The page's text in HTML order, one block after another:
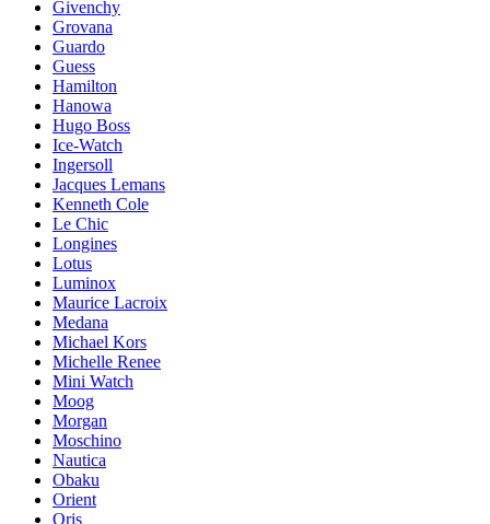
Givenchy
Grovana
Guardo
Guess
Hamilton
Hanowa
Hugo Boss
Ice-Watch
Ingersoll
Jacques Lemans
Kenneth Cole
Le Chic
Longines
Lotus
Luminox
Maurice Lacroix
Medana
Michael Kors
Michelle Renee
Mini Watch
Moog
Morgan
Moschino
Nautica
Obaku
Orient
Oris